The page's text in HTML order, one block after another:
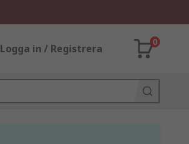
Logga in / Registrera
0